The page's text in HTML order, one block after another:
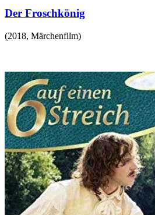
Der Froschkönig
(2018, Märchenfilm)